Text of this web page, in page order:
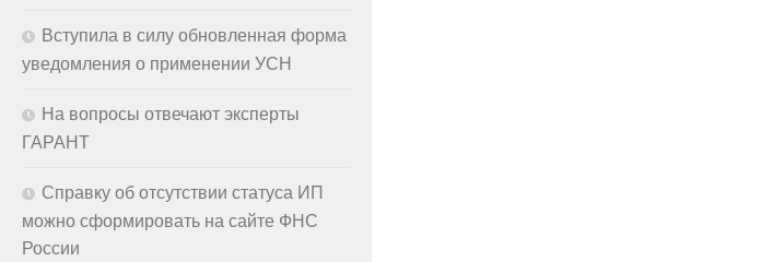
Вступила в силу обновленная форма
уведомления о применении УСН
На вопросы отвечают эксперты
ГАРАНТ
Справку об отсутствии статуса ИП
можно сформировать на сайте ФНС
России